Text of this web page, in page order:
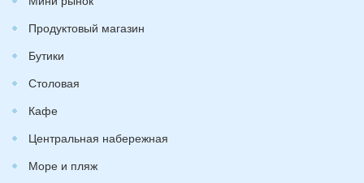
Продуктовый магазин
Бутики
Столовая
Кафе
Центральная набережная
Море и пляж